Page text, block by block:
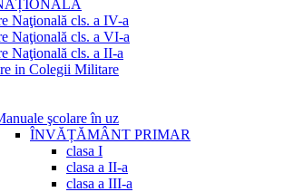
Naţională cls. a IV-a
Naţională cls. a VI-a
Naţională cls. a II-a
in Colegii Militare
şcolare în uz
ÎNVĂȚĂMÂNT PRIMAR
clasa I
clasa a II-a
clasa a III-a